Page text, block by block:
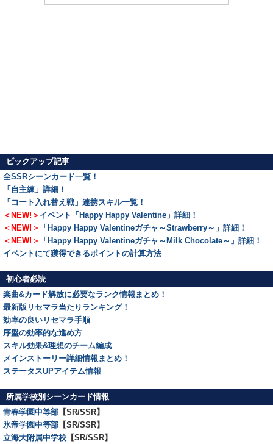
ピックアップ記事
全SSRシーンカード一覧！
「自主練」詳細！
「コート入れ替え戦」連携スキル一覧！
＜NEW!＞ イベント「Happy Happy Valentine」詳細！
＜NEW!＞
「Happy Happy Valentineガチャ～Strawberry～」詳細！
＜NEW!＞
「Happy Happy Valentineガチャ～Milk Chocolate～」詳細！
イベントにて獲得できるポイントの計算方法
初心者必読
楽曲&カード解放に必要なランク情報まとめ！
最新版リセマラ当たりランキング！
効率の良いリセマラ手順
序盤の効率的な進め方
スキル効果&理想のチーム編成
メインストーリー詳細情報まとめ！
ステータスUPアイテム情報
所属学校別シーンカード情報
青春学園中等部 【SR/SSR】
氷帝学園中等部 【SR/SSR】
立海大附属中学校 【SR/SSR】